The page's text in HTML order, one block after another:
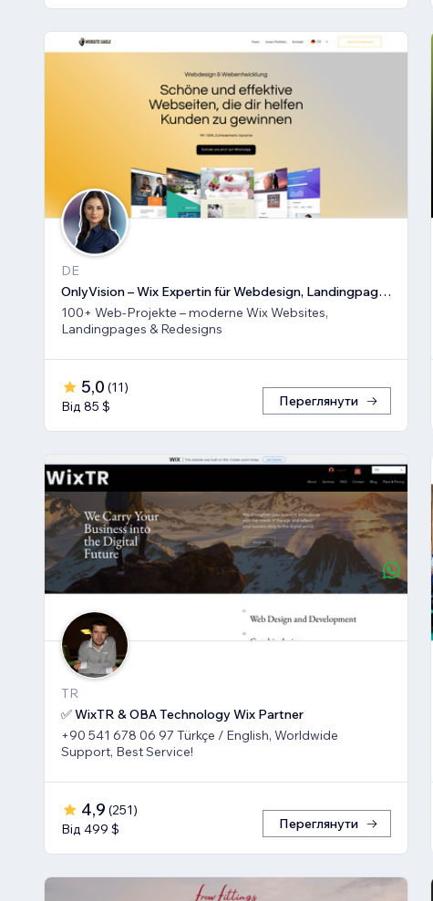
DE
OnlyVision – Wix Expertin für Webdesign, Landingpages & Rede
100+ Web-Projekte – moderne Wix Websites,
Landingpages & Redesigns
5,0 (11)
Від 85 $
Переглянути
TR
✅ WixTR & OBA Technology Wix Partner
+90 541 678 06 97 Türkçe / English, Worldwide
Support, Best Service!
4,9 (251)
Від 499 $
Переглянути